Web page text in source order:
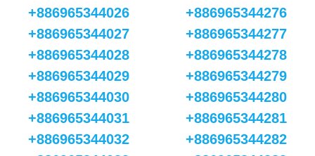
+886965344026
+886965344027
+886965344028
+886965344029
+886965344030
+886965344031
+886965344032
+886965344276
+886965344277
+886965344278
+886965344279
+886965344280
+886965344281
+886965344282